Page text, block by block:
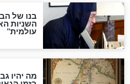
לכל המאמרים